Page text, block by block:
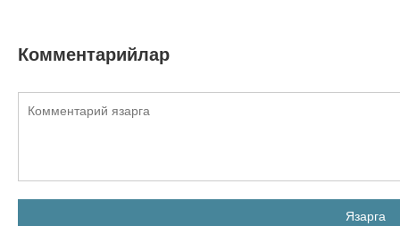
Комментарийлар
Язарга